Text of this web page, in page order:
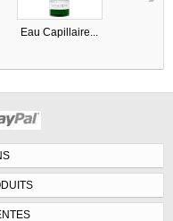
Eau Capillaire...